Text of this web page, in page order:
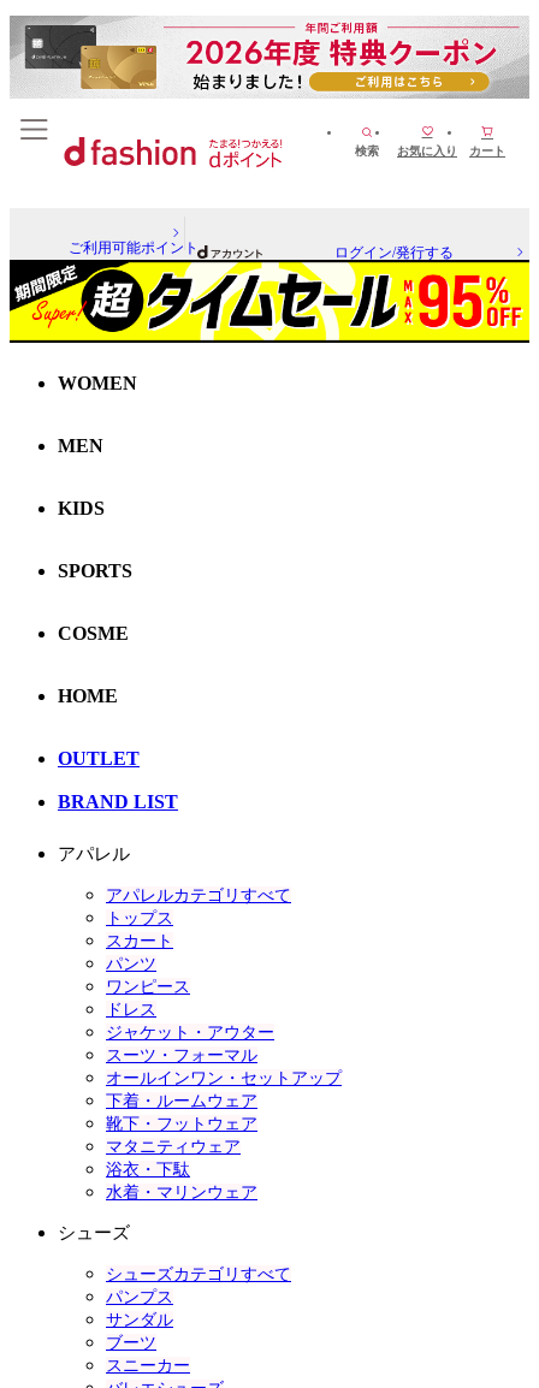
検索 お気に入り カート
ご利用可能ポイント ログイン/発行する
WOMEN
MEN
KIDS
SPORTS
COSME
HOME
OUTLET
BRAND LIST
アパレル
アパレルカテゴリすべて
トップス
スカート
パンツ
ワンピース
ドレス
ジャケット・アウター
スーツ・フォーマル
オールインワン・セットアップ
下着・ルームウェア
靴下・フットウェア
マタニティウェア
浴衣・下駄
水着・マリンウェア
シューズ
シューズカテゴリすべて
パンプス
サンダル
ブーツ
スニーカー